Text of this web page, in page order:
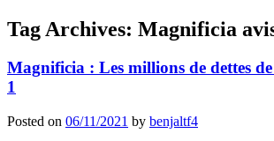
Tag Archives: Magnificia
Magnificia : Les millions de dettes
1
Posted on 06/11/2021 by benjaltf4